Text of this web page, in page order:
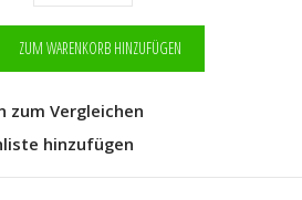
ZUM WARENKORB HINZUFÜGEN
zum Vergleichen
hinzufügen